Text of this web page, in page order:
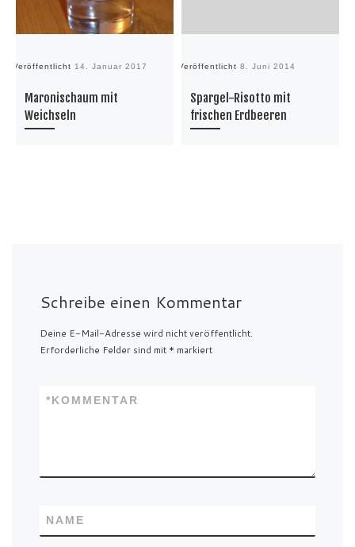
Veröffentlicht 14. Januar 2017
Maronischaum mit
Weichseln
Veröffentlicht 8. Juni 2014
Spargel-Risotto mit
frischen Erdbeeren
Schreibe einen Kommentar
Deine E-Mail-Adresse wird nicht veröffentlicht.
Erforderliche Felder sind mit * markiert
KOMMENTAR
*
NAME